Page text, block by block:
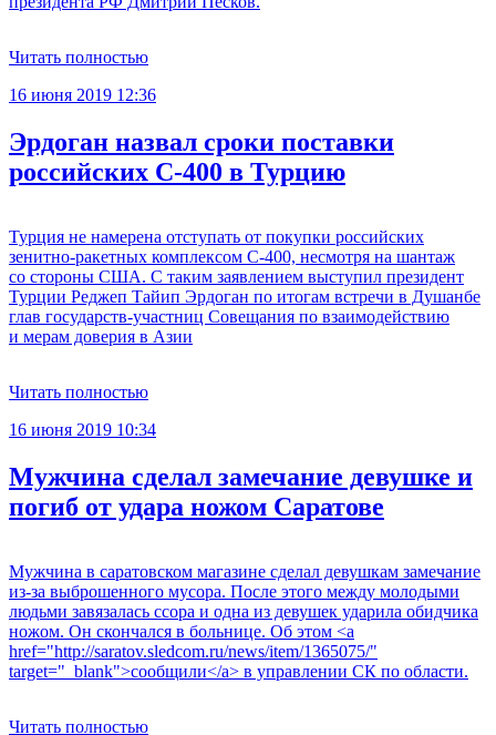
Читать полностью
16 июня 2019 12:36
Эрдоган назвал сроки поставки
российских С‐400 в Турцию
Турция не намерена отступать от покупки российских
зенитно-ракетных комплексом С-400, несмотря на шантаж
со стороны США. С таким заявлением выступил президент
Турции Реджеп Тайип Эрдоган по итогам встречи в Душанбе
глав государств-участниц Совещания по взаимодействию
и мерам доверия в Азии
Читать полностью
16 июня 2019 10:34
Мужчина сделал замечание девушке и
погиб от удара ножом Саратове
Мужчина в саратовском магазине сделал девушкам замечание
из-за выброшенного мусора. После этого между молодыми
людьми завязалась ссора и одна из девушек ударила обидчика
ножом. Он скончался в больнице. Об этом <a
href="http://saratov.sledcom.ru/news/item/1365075/"
target="_blank">сообщили</a> в управлении СК по области.
Читать полностью